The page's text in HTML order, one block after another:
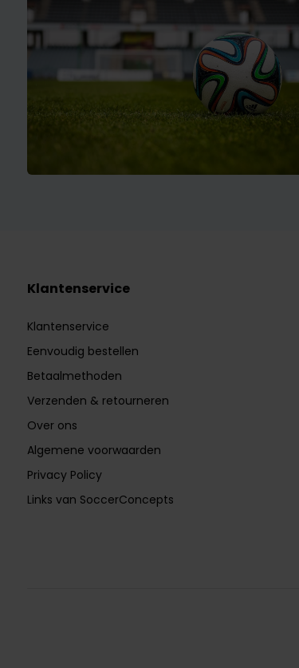
Klantenservice
Klantenservice
Eenvoudig bestellen
Betaalmethoden
Verzenden & retourneren
Over ons
Algemene voorwaarden
Privacy Policy
Links van SoccerConcepts